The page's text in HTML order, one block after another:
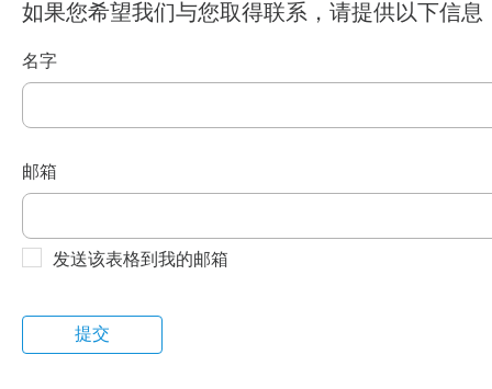
如果您希望我们与您取得联系，请提供以下信息
名字
邮箱
发送该表格到我的邮箱